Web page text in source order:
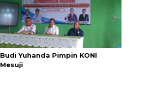
Budi Yuhanda Pimpin KONI
Mesuji